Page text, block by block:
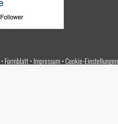
Formblatt Impressum Cookie-Einstellungen